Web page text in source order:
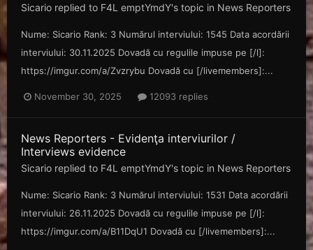
Sicario replied to F4L emptYmdY's topic in News Reporters
Nume: Sicario Rank: 3 Numărul interviului: 1545 Data acordării
interviului: 30.11.2025 Dovadă cu regulile impuse pe [/l]:
https://imgur.com/a/Zvzrybu Dovadă cu [/livemembers]:...
November 30, 2025 12093 replies
News Reporters - Evidenţa interviurilor /
Interviews evidence
Sicario replied to F4L emptYmdY's topic in News Reporters
Nume: Sicario Rank: 3 Numărul interviului: 1531 Data acordării
interviului: 26.11.2025 Dovadă cu regulile impuse pe [/l]:
https://imgur.com/a/B11DqU1 Dovadă cu [/livemembers]:...